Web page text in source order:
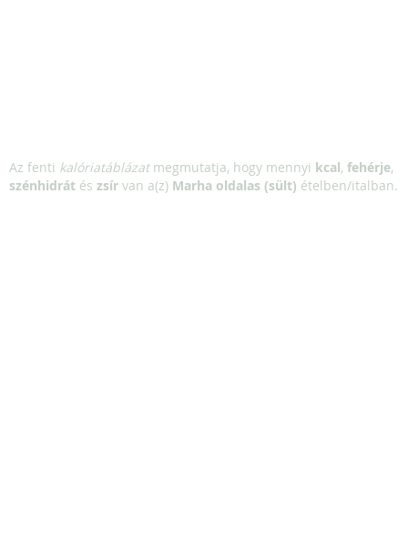
Az fenti kalóriatáblázatmegmutatja, hogy mennyi kcal, fehérje,
szénhidrát és zsír van a(z) Marha oldalas (sült) ételben/italban.